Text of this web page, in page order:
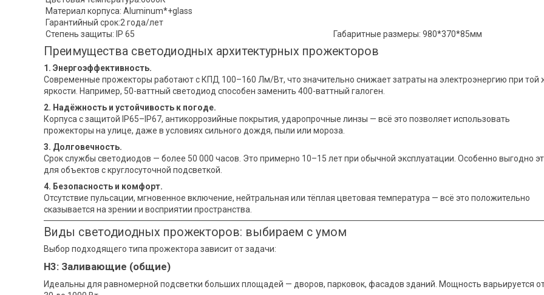
Материал корпуса: Aluminum*+glass
Гарантийный срок:2 года/лет
Степень защиты: IP 65 Габаритные размеры: 980*370*85мм
Преимущества светодиодных архитектурных прожекторов
1. Энергоэффективность.
Современные прожекторы работают с КПД 100–160 Лм/Вт, что значительно снижает затраты на электроэнергию при той
яркости. Например, 50-ваттный светодиод способен заменить 400-ваттный галоген.
2. Надёжность и устойчивость к погоде.
Корпуса с защитой IP65–IP67, антикоррозийные покрытия, ударопрочные линзы — всё это позволяет использовать
прожекторы на улице, даже в условиях сильного дождя, пыли или мороза.
3. Долговечность.
Срок службы светодиодов — более 50 000 часов. Это примерно 10–15 лет при обычной эксплуатации. Особенно выгодно
для объектов с круглосуточной подсветкой.
4. Безопасность и комфорт.
Отсутствие пульсации, мгновенное включение, нейтральная или тёплая цветовая температура — всё это положительно
сказывается на зрении и восприятии пространства.
Виды светодиодных прожекторов: выбираем с умом
Выбор подходящего типа прожектора зависит от задачи:
H3: Заливающие (общие)
Идеальны для равномерной подсветки больших площадей — дворов, парковок, фасадов зданий. Мощность варьируется